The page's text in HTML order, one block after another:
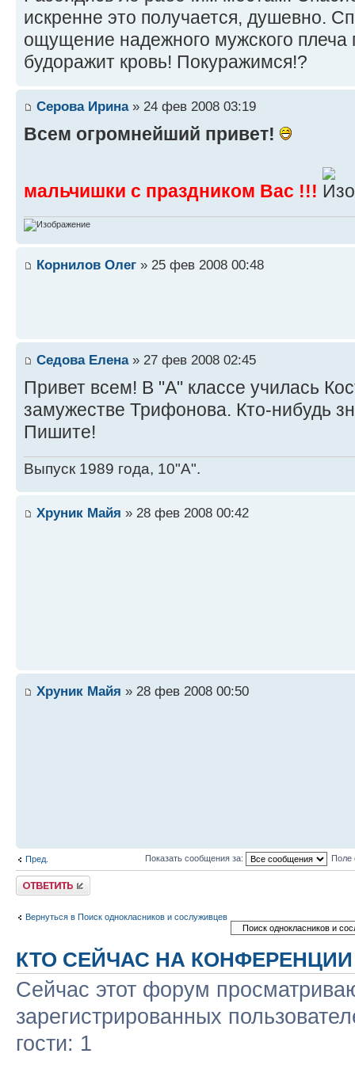
искренне это получается, душевно.
ощущение надежного мужского плеча
будоражит кровь! Покуражимся!?
Серова Ирина» 24 фев 2008 03:19
Всем огромнейший привет!
мальчишки с праздником Вас !!!
Корнилов Олег » 25 фев 2008 00:48
Седова Елена» 27 фев 2008 02:45
Привет всем! В "А" классе училась
замужестве Трифонова. Кто-нибудь
Пишите!
Выпуск 1989 года, 10"А".
Хруник Майя » 28 фев 2008 00:42
Хруник Майя » 28 фев 2008 00:50
Пред. Показать сообщения за: Поле
Ответить
Вернуться в Поиск однокласников и сослуживцев
КТО СЕЙЧАС НА КОНФЕРЕНЦИИ
Сейчас этот форум
зарегистрированных
гости: 1